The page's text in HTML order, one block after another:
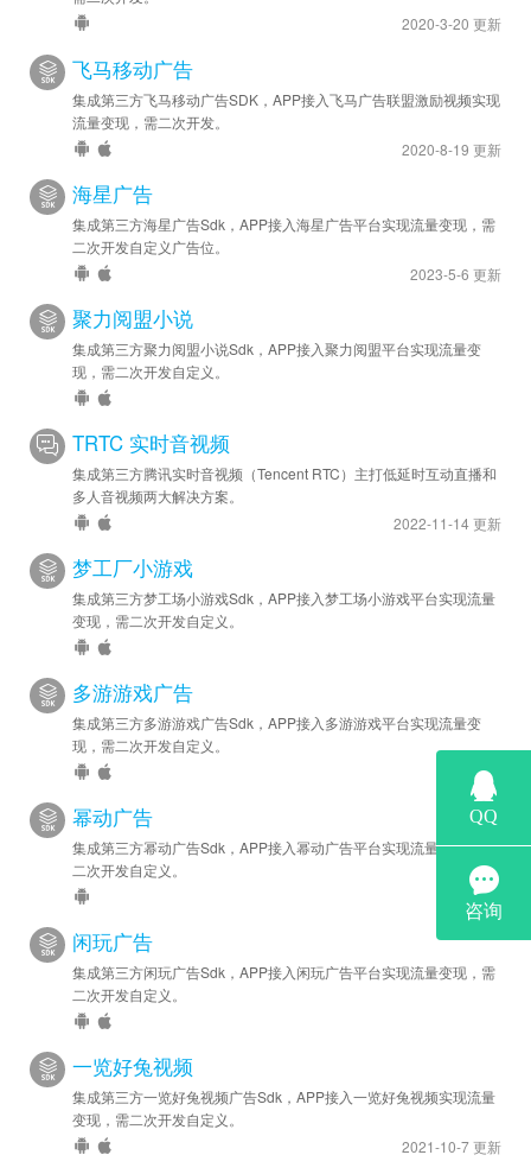
2020-3-20 更新
飞马移动广告
集成第三方飞马移动广告SDK，APP接入飞马广告联盟激励视频实现
流量变现，需二次开发。
2020-8-19 更新
海星广告
集成第三方海星广告Sdk，APP接入海星广告平台实现流量变现，需
二次开发自定义广告位。
2023-5-6 更新
聚力阅盟小说
集成第三方聚力阅盟小说Sdk，APP接入聚力阅盟平台实现流量变
现，需二次开发自定义。
TRTC 实时音视频
集成第三方腾讯实时音视频（Tencent RTC）主打低延时互动直播和
多人音视频两大解决方案。
2022-11-14 更新
梦工厂小游戏
集成第三方梦工场小游戏Sdk，APP接入梦工场小游戏平台实现流量
变现，需二次开发自定义。
多游游戏广告
集成第三方多游游戏广告Sdk，APP接入多游游戏平台实现流量变
现，需二次开发自定义。
幂动广告
集成第三方幂动广告Sdk，APP接入幂动广告平台实现流量变现，需
二次开发自定义。
闲玩广告
集成第三方闲玩广告Sdk，APP接入闲玩广告平台实现流量变现，需
二次开发自定义。
一览好兔视频
集成第三方一览好兔视频广告Sdk，APP接入一览好兔视频实现流量
变现，需二次开发自定义。
2021-10-7 更新